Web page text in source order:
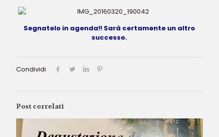
Segnatelo in agenda!! Sarà certamente un altro
successo.
Condividi
Post correlati